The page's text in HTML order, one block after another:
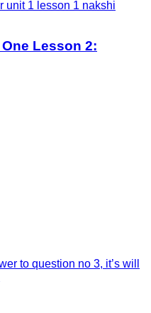
Lesson 2:
to question no 3, it’s will